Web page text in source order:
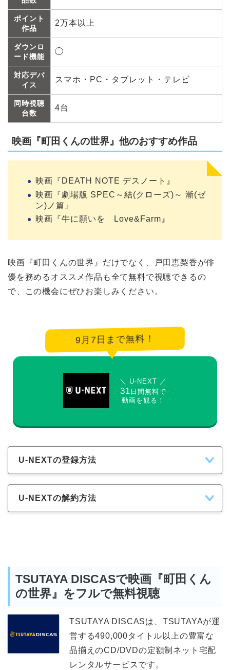
ポイント
作品
2万本以上
ダウンロ
ード機能
◯
対応デバ
イス
スマホ・PC・タブレット・テレビ
同時視聴
台数
4台
映画『町田くんの世界』他のおすすめ作品
映画『DEATH NOTE デスノート』
映画『劇場版 SPEC～結(クローズ)～ 漸(ゼ
ン)ノ篇』
映画『牛に願いを Love&Farm』
映画『町田くんの世界』だけでなく、戸田恵梨香が俳
優を務めるオススメ作品も全て無料で視聴できるの
で、この機会にぜひお楽しみください。
9月7日まで無料！
＼ U-NEXT ／
31 日間無料で
動画を観る！
U-NEXTの登録方法
U-NEXTの解約方法
TSUTAYA DISCASで映画『町田くん
の世界』をフルで無料視聴
TSUTAYA DISCASは、TSUTAYAが運
営する490,000タイトル以上の豊富な
品揃えのCD/DVDの定額制ネット宅配
レンタルサービスです。